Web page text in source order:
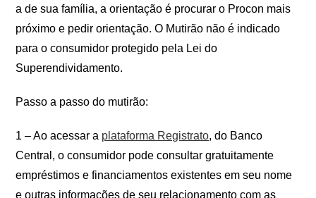
a de sua família, a orientação é procurar o Procon mais
próximo e pedir orientação. O Mutirão não é indicado
para o consumidor protegido pela Lei do
Superendividamento.
Passo a passo do mutirão:
1 – Ao acessar a plataforma Registrato, do Banco
Central, o consumidor pode consultar gratuitamente
empréstimos e financiamentos existentes em seu nome
e outras informações de seu relacionamento com as